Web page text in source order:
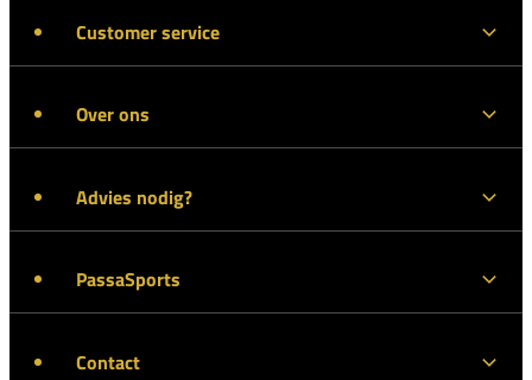
Customer service
Over ons
Advies nodig?
PassaSports
Contact